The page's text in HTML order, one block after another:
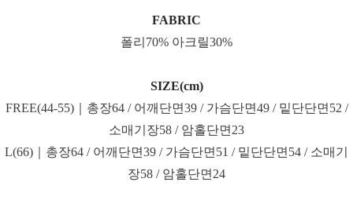
FABRIC
폴리70% 아크릴30%
SIZE(cm)
FREE(44-55)｜총장64 / 어깨단면39 / 가슴단면49 / 밑단단면52 /
소매기장58 / 암홀단면23
L(66)｜총장64 / 어깨단면39 / 가슴단면51 / 밑단단면54 / 소매기
장58 / 암홀단면24